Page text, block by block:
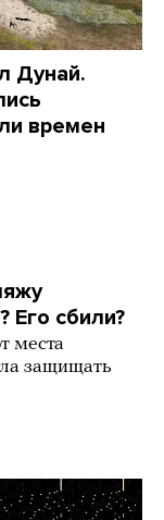
Дунай.
времен
Его сбили?
места
защищать